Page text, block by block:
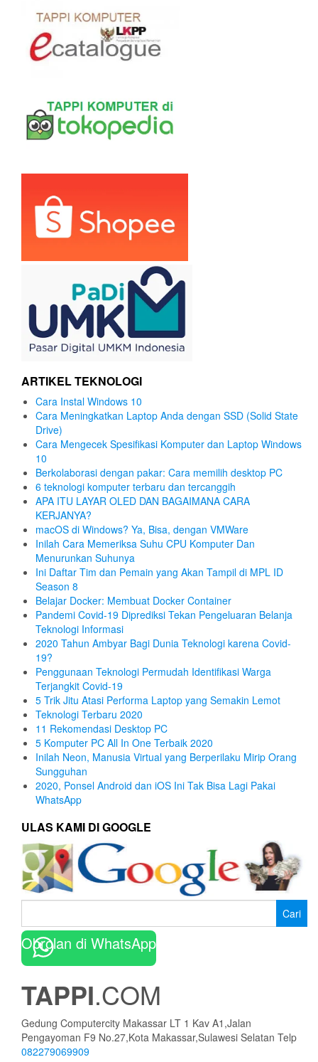
ARTIKEL TEKNOLOGI
Cara Instal Windows 10
Cara Meningkatkan Laptop Anda dengan SSD (Solid State
Drive)
Cara Mengecek Spesifikasi Komputer dan Laptop Windows
10
Berkolaborasi dengan pakar: Cara memilih desktop PC
6 teknologi komputer terbaru dan tercanggih
APA ITU LAYAR OLED DAN BAGAIMANA CARA
KERJANYA?
macOS di Windows? Ya, Bisa, dengan VMWare
Inilah Cara Memeriksa Suhu CPU Komputer Dan
Menurunkan Suhunya
Ini Daftar Tim dan Pemain yang Akan Tampil di MPL ID
Season 8
Belajar Docker: Membuat Docker Container
Pandemi Covid-19 Diprediksi Tekan Pengeluaran Belanja
Teknologi Informasi
2020 Tahun Ambyar Bagi Dunia Teknologi karena Covid-
19?
Penggunaan Teknologi Permudah Identifikasi Warga
Terjangkit Covid-19
5 Trik Jitu Atasi Performa Laptop yang Semakin Lemot
Teknologi Terbaru 2020
11 Rekomendasi Desktop PC
5 Komputer PC All In One Terbaik 2020
Inilah Neon, Manusia Virtual yang Berperilaku Mirip Orang
Sungguhan
2020, Ponsel Android dan iOS Ini Tak Bisa Lagi Pakai
WhatsApp
ULAS KAMI DI GOOGLE
Obrolan di WhatsApp
TAPPI.COM
Gedung Computercity Makassar LT 1 Kav A1,Jalan
Pengayoman F9 No.27,Kota Makassar,Sulawesi Selatan Telp
082279069909